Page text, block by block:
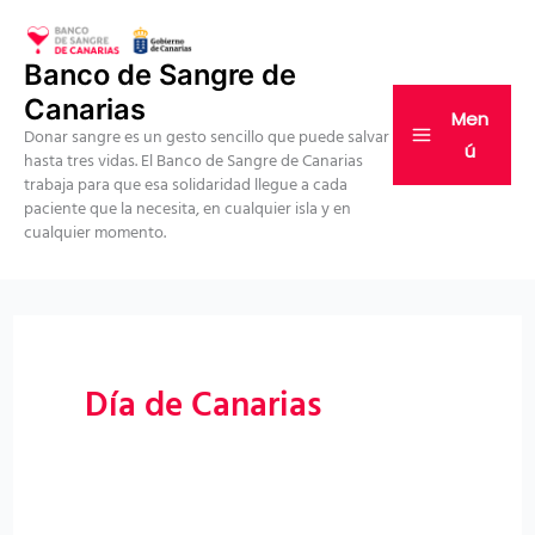
contenido
Banco de Sangre de
Canarias
Donar sangre es un gesto sencillo que puede salvar
hasta tres vidas. El Banco de Sangre de Canarias
trabaja para que esa solidaridad llegue a cada
paciente que la necesita, en cualquier isla y en
cualquier momento.
Men
ú
Día de Canarias